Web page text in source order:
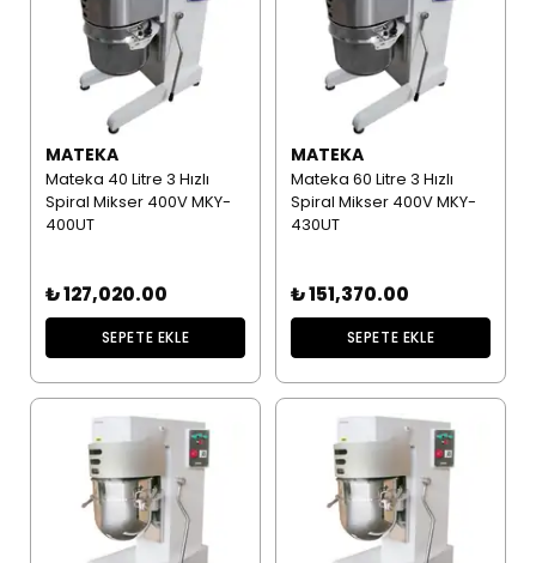
MATEKA
Mateka 40 Litre 3 Hızlı
Spiral Mikser 400V MKY-
400UT
₺ 127,020.00
SEPETE EKLE
MATEKA
Mateka 60 Litre 3 Hızlı
Spiral Mikser 400V MKY-
430UT
₺ 151,370.00
SEPETE EKLE